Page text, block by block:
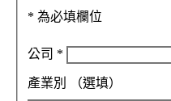
* 為必填欄位
公司 *
產業別 （選填）